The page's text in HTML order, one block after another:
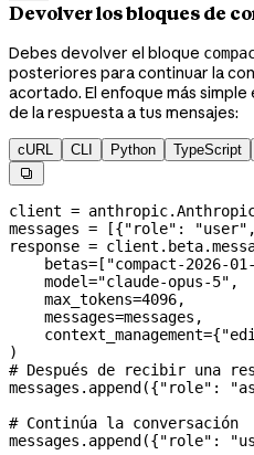
Devolver los bloques de
Debes devolver el bloque
posteriores para continuar la
acortado. El enfoque más
de la respuesta a tus mensajes:
cURL CLI Python TypeScript

client =
messages = [{"role" : "user"
response =
    betas
= [ "compact-2026-
    model
="claude-opus-5" ,
    max_tokens
=4096,
    messages
=messages,
    context_management
={
)
# Después de recibir una
messages.append({"role" :
# Continúa la conversación
messages.append({"role" :